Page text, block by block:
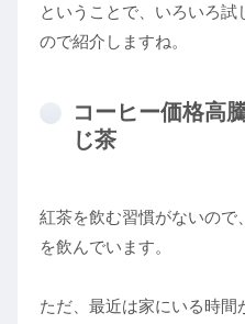
ということで、いろいろ試
ので紹介しますね。
コーヒー価格高
じ茶
紅茶を飲む習慣がないので
を飲んでいます。
ただ、最近は家にいる時間